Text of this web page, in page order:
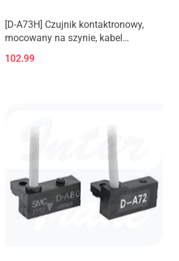
[D-A73H] Czujnik kontaktronowy,
mocowany na szynie, kabel
102.99